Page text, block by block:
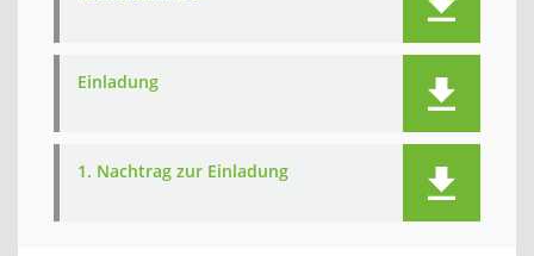
Einladung
1. Nachtrag zur Einladung